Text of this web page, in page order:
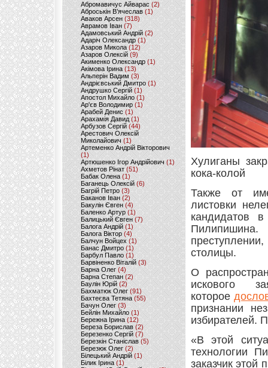
Абромавичус Айварас (2)
Аброськін В’ячеслав(1)
Аваков Арсен (318)
Аврамов Іван (7)
Адамовський Андрій(2)
Адаріч Олександр (1)
Азаров Микола (12)
Азаров Олексій (9)
Акименко Олександр(1)
Акімова Ірина(13)
Альперін Вадим (3)
Андрієвський Дмитро(1)
Андрушко Сергій(1)
Апостол Михайло(1)
Ар'єв Володимир (1)
Арабей Денис(1)
Арахамія Давид (1)
Арбузов Сергій (44)
Арестович Олексій
Миколайович(1)
Артеменко Андрій Вікторович
(1)
Артюшенко Ігор Андрійович(1)
Ахметов Рінат(51)
Бабак Олена(1)
Баганець Олексій(6)
Багрій Петро (3)
Баканов Іван(2)
Бакулін Євген (4)
Баленко Артур(1)
Балицький Євген(7)
Балога Андрій (1)
Балога Віктор (4)
Балчун Войцех (1)
Банас Дмитро (1)
Барбул Павло(1)
Барвіненко Віталій(3)
Барна Олег (4)
Барна Степан (2)
Баулін Юрій (2)
Бахматюк Олег (91)
Бахтеєва Тетяна(55)
Бачун Олег (3)
Бейлін Михайло (1)
Бережна Ірина(12)
Береза Борислав(2)
Березенко Сергій (7)
Березкін Станіслав (5)
Березюк Олег(2)
Білецький Андрій (1)
Білик Ірина (1)
Хулиганы
кока-колой
Также от
листовки
кандидатов
столицы.
О
искового
которое
признании
избирателей.
«В этой
технологии
заказчик этой